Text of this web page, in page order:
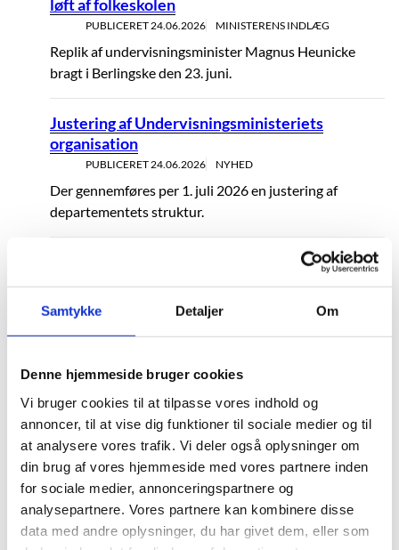
Samtykke Detaljer Om
Denne hjemmeside bruger cookies
Vi bruger cookies til at tilpasse vores indhold og
annoncer, til at vise dig funktioner til sociale medier og til
at analysere vores trafik. Vi deler også oplysninger om
din brug af vores hjemmeside med vores partnere inden
for sociale medier, annonceringspartnere og
analysepartnere. Vores partnere kan kombinere disse
data med andre oplysninger, du har givet dem, eller som
løft af folkeskolen
PUBLICERET 24.06.2026 MINISTERENS INDLÆG
Replik af undervisningsminister Magnus Heunicke
bragt i Berlingske den 23. juni.
Justering af Undervisningsministeriets
organisation
PUBLICERET 24.06.2026 NYHED
Der gennemføres per 1. juli 2026 en justering af
departementets struktur.
undervisningen i centrale færdigheder i
folkeskolen
folkeskoler de nye Folkeskolens Nationale
lærerne mere viden om elevernes faglige potentialer.
Analog prøveform bliver udbredt til flere
sprogfag i gymnasiet
PUBLICERET 23.06.2026 NYHED
På landets gymnasier bliver alle skriftlige prøver i